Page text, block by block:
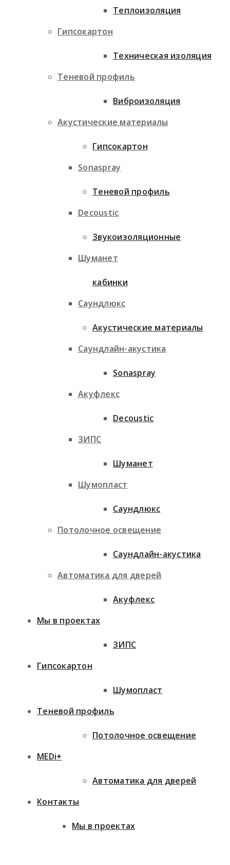
Гипсокартон
Теневой профиль
Акустические материалы
Sonaspray
Decoustic
Шуманет
Саундлюкс
Саундлайн-акустика
Акуфлекс
ЗИПС
Шумопласт
Потолочное освещение
Автоматика для дверей
Мы в проектах
Гипсокартон
Теневой профиль
MEDi+
Контакты
Теплоизоляция
Техническая изоляция
Виброизоляция
Гипсокартон
Теневой профиль
Звукоизоляционные
кабинки
Акустические материалы
Sonaspray
Decoustic
Шуманет
Саундлюкс
Саундлайн-акустика
Акуфлекс
ЗИПС
Шумопласт
Потолочное освещение
Автоматика для дверей
Мы в проектах